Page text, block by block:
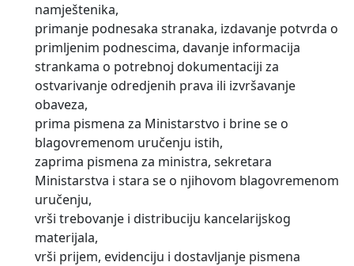
namještenika,
primanje podnesaka stranaka, izdavanje potvrda o
primljenim podnescima, davanje informacija
strankama o potrebnoj dokumentaciji za
ostvarivanje odredjenih prava ili izvršavanje
obaveza,
prima pismena za Ministarstvo i brine se o
blagovremenom uručenju istih,
zaprima pismena za ministra, sekretara
Ministarstva i stara se o njihovom blagovremenom
uručenju,
vrši trebovanje i distribuciju kancelarijskog
materijala,
vrši prijem, evidenciju i dostavljanje pismena